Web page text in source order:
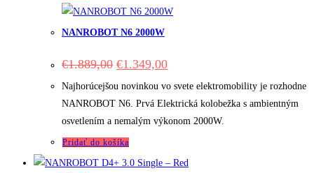
NANROBOT N6 2000W
€1.889,00 Original
was:
€1.889,00.
€1.349,00Current
is:
€1.349,00.
Najhorúcejšou novinkou vo svete elektromobility je rozhodne
NANROBOT N6. Prvá Elektrická kolobežka s ambientným
osvetlením a nemalým výkonom 2000W.
Pridať do košíka